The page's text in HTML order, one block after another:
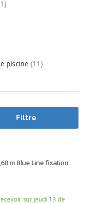
piscine (11)
Filtre
m Blue Line fixation
sur jeudi 13 de